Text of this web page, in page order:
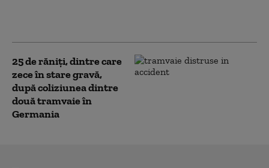
25 de răniţi, dintre care
zece în stare gravă,
după coliziunea dintre
două tramvaie în
Germania